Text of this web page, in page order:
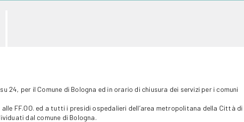
24, per il Comune di Bologna ed in orario di chiusura dei servizi per i comuni
FF.OO. ed a tutti i presidi ospedalieri dell’area metropolitana della Città di
dal comune di Bologna.